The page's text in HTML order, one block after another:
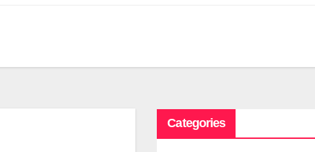
Categories